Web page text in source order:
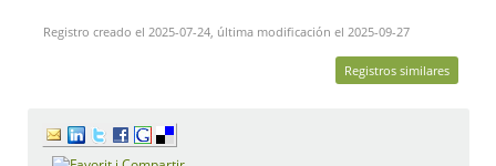
Registro creado el 2025-07-24, última modificación el 2025-09-27
Registros similares